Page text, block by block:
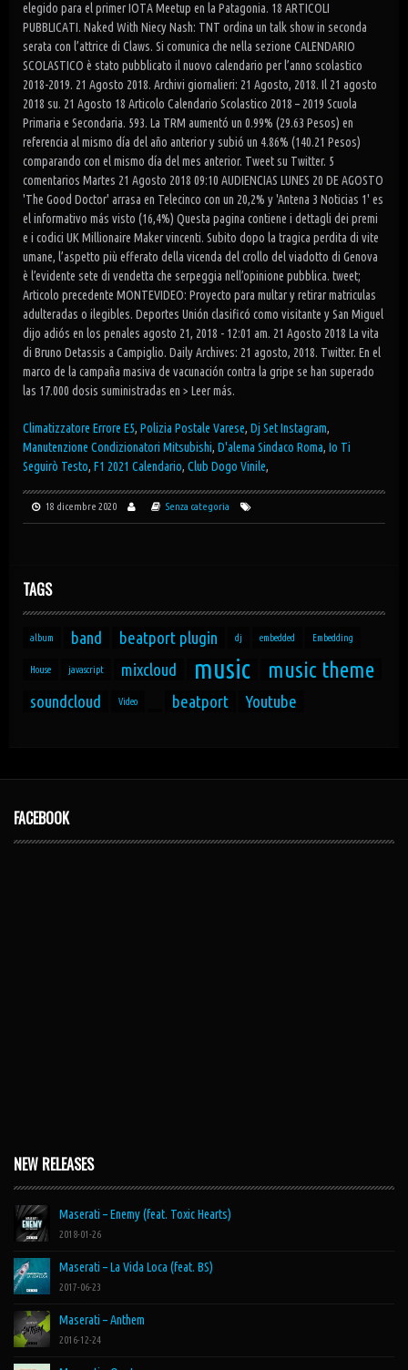
elegido para el primer IOTA Meetup en la Patagonia. 18 ARTICOLI
PUBBLICATI. Naked With Niecy Nash: TNT ordina un talk show in seconda
serata con l’attrice di Claws. Si comunica che nella sezione CALENDARIO
SCOLASTICO è stato pubblicato il nuovo calendario per l’anno scolastico
2018-2019. 21 Agosto 2018. Archivi giornalieri: 21 Agosto, 2018. Il 21 agosto
2018 su. 21 Agosto 18 Articolo Calendario Scolastico 2018 – 2019 Scuola
Primaria e Secondaria. 593. La TRM aumentó un 0.99% (29.63 Pesos) en
referencia al mismo día del año anterior y subió un 4.86% (140.21 Pesos)
comparando con el mismo día del mes anterior. Tweet su Twitter. 5
comentarios Martes 21 Agosto 2018 09:10 AUDIENCIAS LUNES 20 DE AGOSTO
'The Good Doctor' arrasa en Telecinco con un 20,2% y 'Antena 3 Noticias 1' es
el informativo más visto (16,4%) Questa pagina contiene i dettagli dei premi
e i codici UK Millionaire Maker vincenti. Subito dopo la tragica perdita di vite
umane, l’aspetto più efferato della vicenda del crollo del viadotto di Genova
è l’evidente sete di vendetta che serpeggia nell’opinione pubblica. tweet;
Articolo precedente MONTEVIDEO: Proyecto para multar y retirar matriculas
adulteradas o ilegibles. Deportes Unión clasificó como visitante y San Miguel
dijo adiós en los penales agosto 21, 2018 - 12:01 am. 21 Agosto 2018 La vita
di Bruno Detassis a Campiglio. Daily Archives: 21 agosto, 2018. Twitter. En el
marco de la campaña masiva de vacunación contra la gripe se han superado
las 17.000 dosis suministradas en > Leer más.
Climatizzatore Errore E5, Polizia Postale Varese, Dj Set Instagram,
Manutenzione Condizionatori Mitsubishi, D'alema Sindaco Roma, Io Ti
Seguirò Testo, F1 2021 Calendario, Club Dogo Vinile,
18 dicembre 2020 Senza categoria
TAGS
album band beatport plugin dj embedded Embedding
House javascript mixcloud music music theme
soundcloud Video beatport Youtube
FACEBOOK
NEW RELEASES
Maserati – Enemy (feat. Toxic Hearts)
2018-01-26
Maserati – La Vida Loca (feat. BS)
2017-06-23
Maserati – Anthem
2016-12-24